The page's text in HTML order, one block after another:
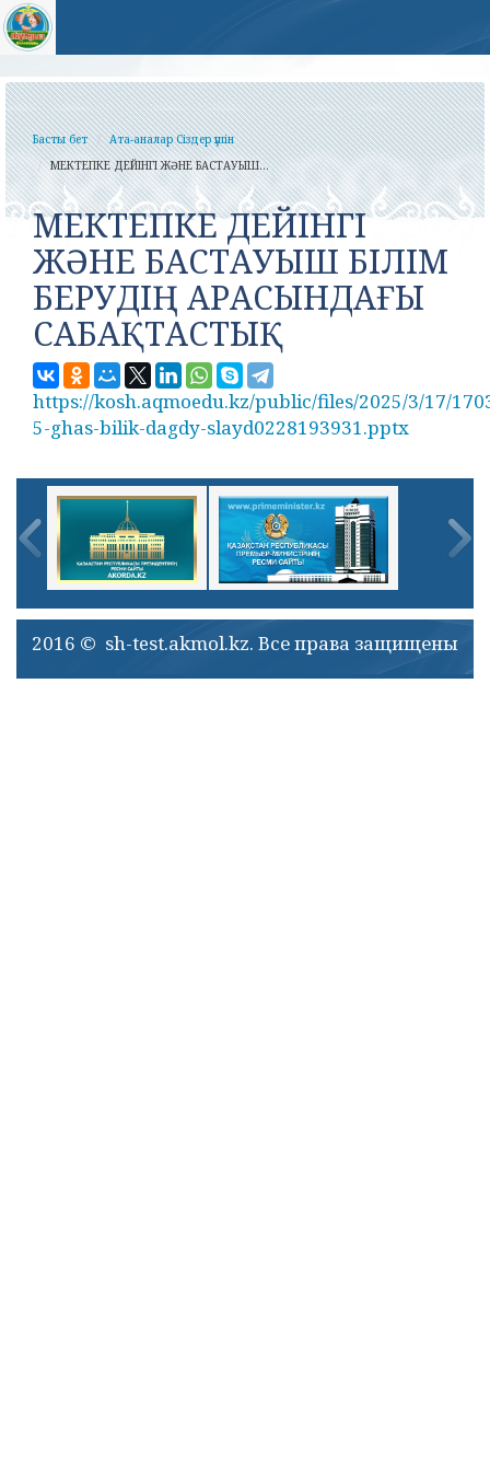
Басты бет
Ата-аналар Сіздер үшін
МЕКТЕПКЕ ДЕЙІНГІ ЖӘНЕ БАСТАУЫШ...
МЕКТЕПКЕ ДЕЙІНГІ
ЖӘНЕ БАСТАУЫШ БІЛІМ
БЕРУДІҢ АРАСЫНДАҒЫ
САБАҚТАСТЫҚ
https://kosh.aqmoedu.kz/public/files/2025/3/17/
5-ghas-bilik-dagdy-slayd0228193931.pptx
2016 © sh-test.akmol.kz. Все права защищены